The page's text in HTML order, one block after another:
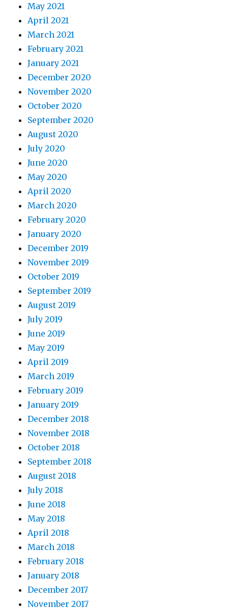
May 2021
April 2021
March 2021
February 2021
January 2021
December 2020
November 2020
October 2020
September 2020
August 2020
July 2020
June 2020
May 2020
April 2020
March 2020
February 2020
January 2020
December 2019
November 2019
October 2019
September 2019
August 2019
July 2019
June 2019
May 2019
April 2019
March 2019
February 2019
January 2019
December 2018
November 2018
October 2018
September 2018
August 2018
July 2018
June 2018
May 2018
April 2018
March 2018
February 2018
January 2018
December 2017
November 2017